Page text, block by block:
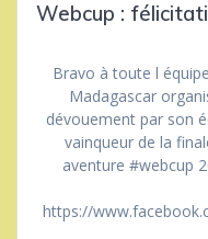
Webcup :
Bravo à toute l
Madagascar
dévouement par son
vainqueur de la
aventure #webcup
https://